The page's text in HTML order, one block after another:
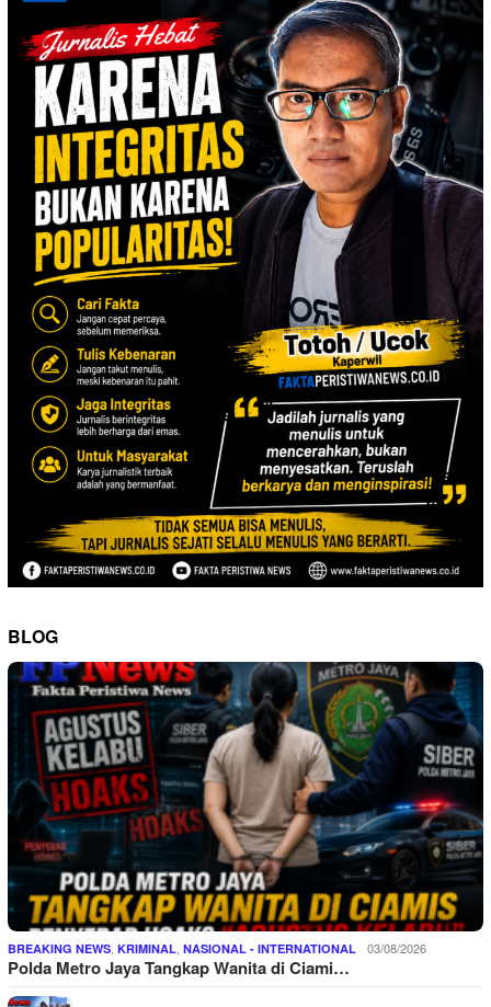
BLOG
BREAKING NEWS KRIMINAL NASIONAL - INTERNATIONAL 03/08/2026
Polda Metro Jaya Tangkap Wanita di Ciami…